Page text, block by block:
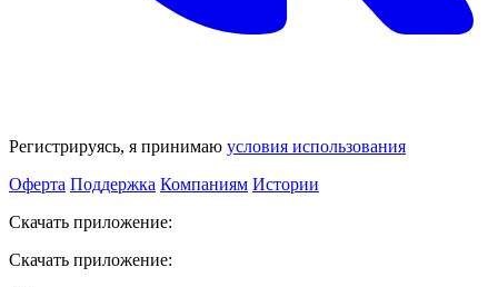
Регистрируясь, я принимаю условия использования
Оферта Поддержка Компаниям Истории
Скачать приложение:
Скачать приложение: